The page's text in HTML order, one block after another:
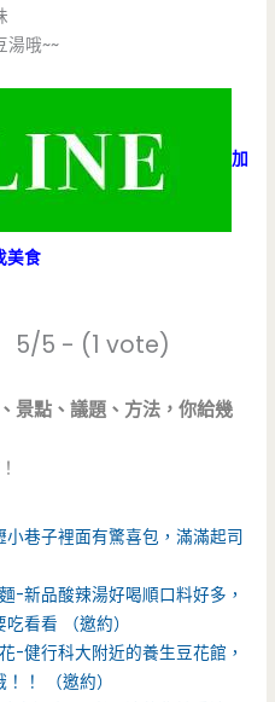
湯哦~~
加
美食
5/5 - (1 vote)
景點、議題、方法，你給幾
巷子裡面有驚喜包，滿滿起司
-新品酸辣湯好喝順口料好多，
看看 （邀約）
-健行科大附近的養生豆花館，
！ （邀約）